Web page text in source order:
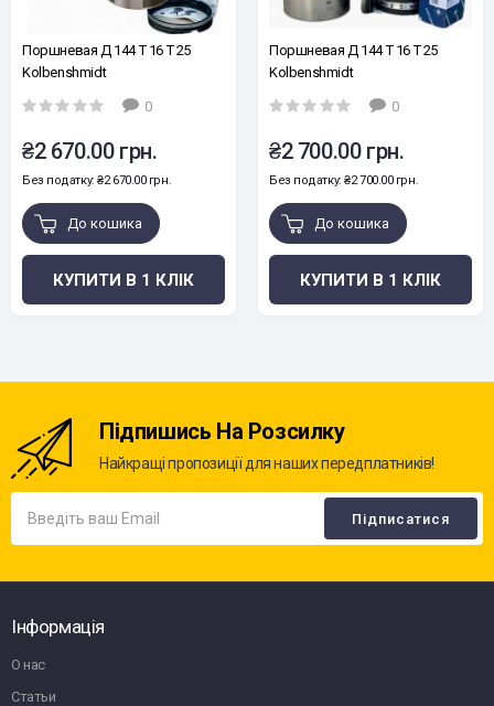
Поршневая Д 144 Т 16 Т 25
Kolbenshmidt
0
₴2 670.00 грн.
Без податку: ₴2 670.00 грн.
До кошика
КУПИТИ В 1 КЛІК
Поршневая Д 144 Т 16 Т 25
Kolbenshmidt
0
₴2 700.00 грн.
Без податку: ₴2 700.00 грн.
До кошика
КУПИТИ В 1 КЛІК
Підпишись На Розсилку
Найкращі пропозиції для наших передплатників!
Інформація
О нас
Статьи